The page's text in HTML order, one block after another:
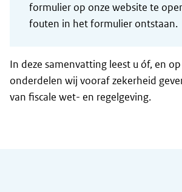
formulier op onze website te
fouten in het formulier ontstaan.
In deze samenvatting leest u óf, en
onderdelen wij vooraf zekerheid
van fiscale wet- en regelgeving.